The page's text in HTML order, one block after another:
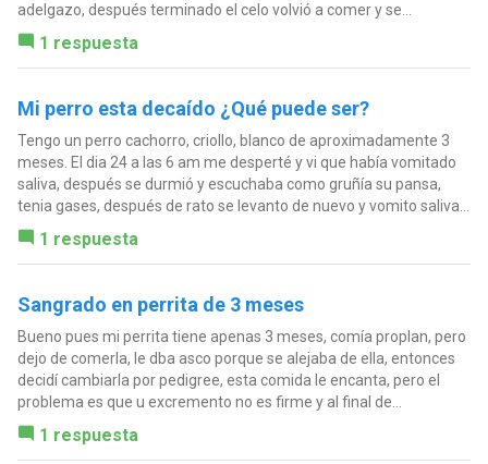
adelgazo, después terminado el celo volvió a comer y se...
1 respuesta
Mi perro esta decaído ¿Qué puede ser?
Tengo un perro cachorro, criollo, blanco de aproximadamente 3
meses. El dia 24 a las 6 am me desperté y vi que había vomitado
saliva, después se durmió y escuchaba como gruñía su pansa,
tenia gases, después de rato se levanto de nuevo y vomito saliva...
1 respuesta
Sangrado en perrita de 3 meses
Bueno pues mi perrita tiene apenas 3 meses, comía proplan, pero
dejo de comerla, le dba asco porque se alejaba de ella, entonces
decidí cambiarla por pedigree, esta comida le encanta, pero el
problema es que u excremento no es firme y al final de...
1 respuesta